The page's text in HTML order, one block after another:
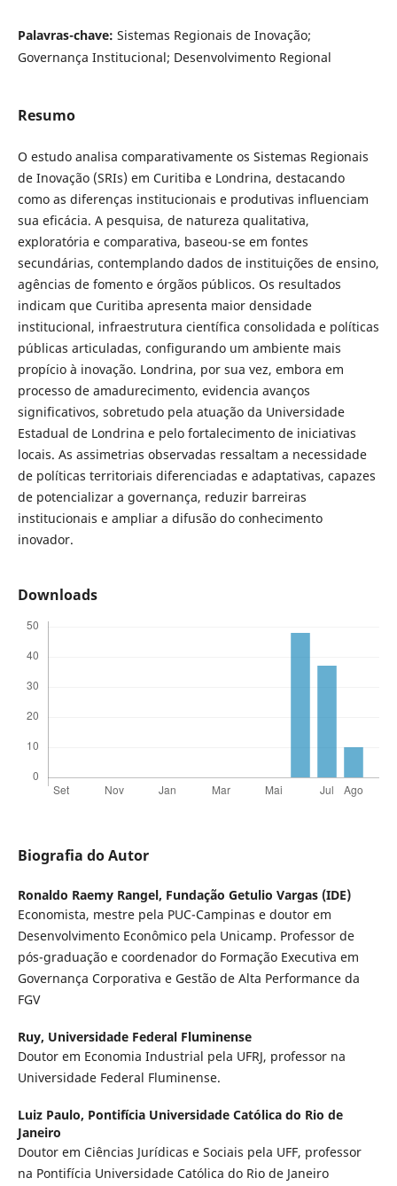
Palavras-chave: Sistemas Regionais de Inovação;
Governança Institucional; Desenvolvimento Regional
Resumo
O estudo analisa comparativamente os Sistemas Regionais
de Inovação (SRIs) em Curitiba e Londrina, destacando
como as diferenças institucionais e produtivas influenciam
sua eficácia. A pesquisa, de natureza qualitativa,
exploratória e comparativa, baseou-se em fontes
secundárias, contemplando dados de instituições de ensino,
agências de fomento e órgãos públicos. Os resultados
indicam que Curitiba apresenta maior densidade
institucional, infraestrutura científica consolidada e políticas
públicas articuladas, configurando um ambiente mais
propício à inovação. Londrina, por sua vez, embora em
processo de amadurecimento, evidencia avanços
significativos, sobretudo pela atuação da Universidade
Estadual de Londrina e pelo fortalecimento de iniciativas
locais. As assimetrias observadas ressaltam a necessidade
de políticas territoriais diferenciadas e adaptativas, capazes
de potencializar a governança, reduzir barreiras
institucionais e ampliar a difusão do conhecimento
inovador.
Downloads
Biografia do Autor
Ronaldo Raemy Rangel, Fundação Getulio Vargas (IDE)
Economista, mestre pela PUC-Campinas e doutor em
Desenvolvimento Econômico pela Unicamp. Professor de
pós-graduação e coordenador do Formação Executiva em
Governança Corporativa e Gestão de Alta Performance da
FGV
Ruy, Universidade Federal Fluminense
Doutor em Economia Industrial pela UFRJ, professor na
Universidade Federal Fluminense.
Luiz Paulo, Pontifícia Universidade Católica do Rio de
Janeiro
Doutor em Ciências Jurídicas e Sociais pela UFF, professor
na Pontifícia Universidade Católica do Rio de Janeiro